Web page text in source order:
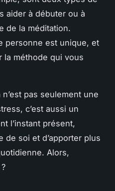
aider à débuter ou à
de la méditation.
personne est unique, et
la méthode qui vous
n’est pas seulement une
c’est aussi un
l’instant présent,
de soi et d’apporter plus
Alors,